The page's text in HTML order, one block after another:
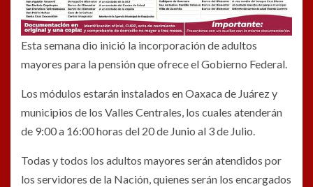
Esta semana dio inició la incorporación de adultos
mayores para la pensión que ofrece el Gobierno Federal.
Los módulos estarán instalados en Oaxaca de Juárez y
municipios de los Valles Centrales, los cuales atenderán
de 9:00 a 16:00 horas del 20 de Junio al 3 de Julio.
Todas y todos los adultos mayores serán atendidos por
los servidores de la Nación, quienes serán los encargados